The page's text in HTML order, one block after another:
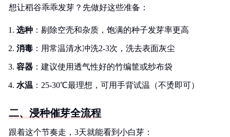
想让稻谷乖乖发芽？先做好这些准备：
选种 ：剔除空壳和杂质，饱满的种子发芽率更高
消毒 ：用常温清水冲洗2-3次，洗去表面灰尘
容器 ：建议使用透气性好的竹编筐或纱布袋
水温 ：25-30℃最理想，可用手背试温（不烫即可）
二、浸种催芽全流程
跟着这个节奏走，3天就能看到小白芽：